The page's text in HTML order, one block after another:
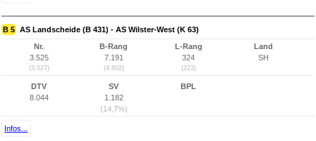
B 5 AS Landscheide (B 431) - AS Wilster-West (K 63)
Nr.
3.525
(3.527)
B-Rang
7.191
(4.802)
L-Rang
324
(223)
Land
SH
DTV
8.044
SV
1.182
(14,7%)
BPL
Infos...